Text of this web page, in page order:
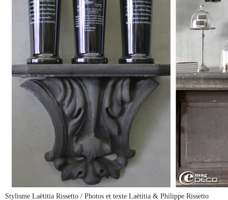
Stylisme Laëtitia Rissetto / Photos et texte Laëtitia & Philippe Rissetto